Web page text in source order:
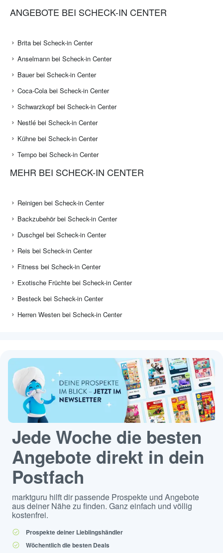
ANGEBOTE BEI SCHECK-IN CENTER
Brita bei Scheck-in Center
Anselmann bei Scheck-in Center
Bauer bei Scheck-in Center
Coca-Cola bei Scheck-in Center
Schwarzkopf bei Scheck-in Center
Nestlé bei Scheck-in Center
Kühne bei Scheck-in Center
Tempo bei Scheck-in Center
MEHR BEI SCHECK-IN CENTER
Reinigen bei Scheck-in Center
Backzubehör bei Scheck-in Center
Duschgel bei Scheck-in Center
Reis bei Scheck-in Center
Fitness bei Scheck-in Center
Exotische Früchte bei Scheck-in Center
Besteck bei Scheck-in Center
Herren Westen bei Scheck-in Center
Jede Woche die besten
Angebote direkt in dein
Postfach
marktguru hilft dir passende Prospekte und Angebote
aus deiner Nähe zu finden. Ganz einfach und völlig
kostenfrei.
Prospekte deiner Lieblingshändler
Wöchentlich die besten Deals